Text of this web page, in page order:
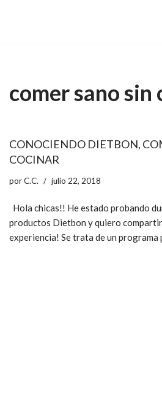
comer sano sin
CONOCIENDO DIETBON,
COCINAR
porC.C. julio 22, 2018
Hola chicas!! He estado probando
productos Dietbon y quiero
experiencia! Se trata de un programa